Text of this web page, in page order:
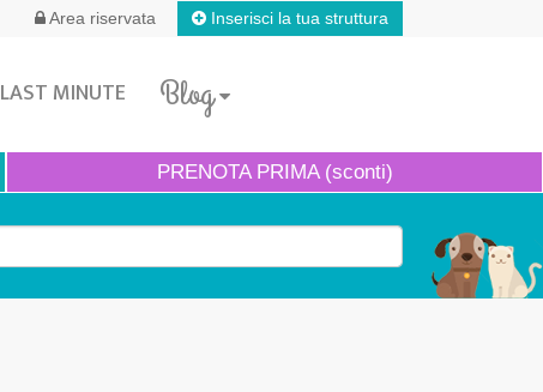
Area riservata Inserisci la tua struttura
LAST MINUTE Blog
PRENOTAPRIMA (sconti)